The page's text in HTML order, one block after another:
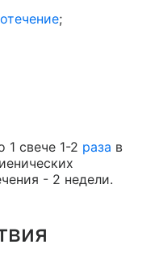
;
свече 1-2 раза в
- 2 недели.